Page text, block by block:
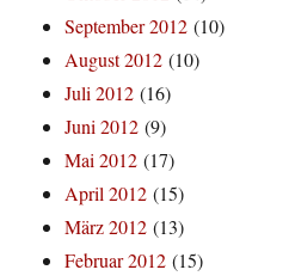
September 2012 (10)
August 2012 (10)
Juli 2012 (16)
Juni 2012 (9)
Mai 2012 (17)
April 2012 (15)
März 2012 (13)
Februar 2012 (15)